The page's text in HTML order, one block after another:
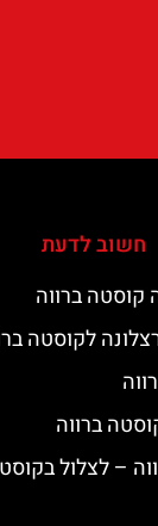
חשוב לדעת
קוסטה ברווה
לקוסטה
ברווה
– לצלול